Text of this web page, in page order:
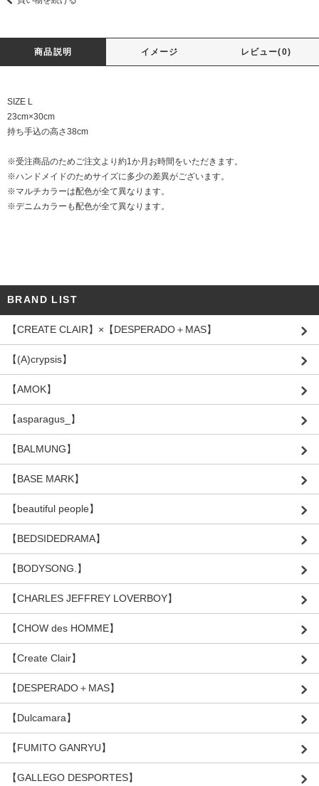
商品説明 イメージ レビュー(0)
SIZE L
23cm×30cm
持ち手込の高さ38cm
※受注商品のためご注文より約1か月お時間をいただきます。
※ハンドメイドのためサイズに多少の差異がございます。
※マルチカラーは配色が全て異なります。
※デニムカラーも配色が全て異なります。
BRAND LIST
【CREATE CLAIR】×【DESPERADO＋MAS】
【(A)crypsis】
【AMOK】
【asparagus_】
【BALMUNG】
【BASE MARK】
【beautiful people】
【BEDSIDEDRAMA】
【BODYSONG.】
【CHARLES JEFFREY LOVERBOY】
【CHOW des HOMME】
【Create Clair】
【DESPERADO＋MAS】
【Dulcamara】
【FUMITO GANRYU】
【GALLEGO DESPORTES】